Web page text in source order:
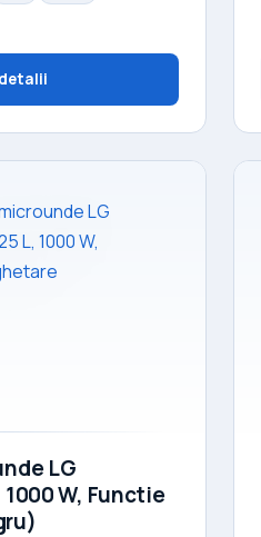
LG
1000 W, Functie